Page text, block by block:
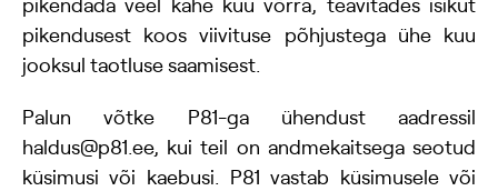
pikendusest koos viivituse põhjustega ühe kuu
jooksul taotluse saamisest.
Palun võtke P81-ga ühendust aadressil
haldus@p81.ee, kui teil on andmekaitsega seotud
küsimusi või kaebusi. P81 vastab küsimusele või